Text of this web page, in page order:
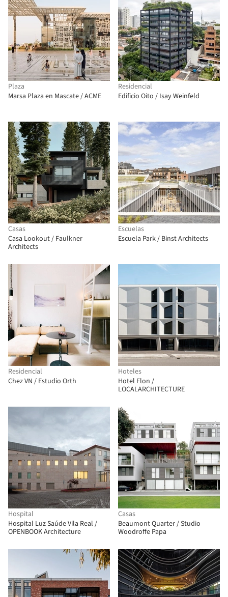
Plaza
Marsa Plaza en Mascate / ACME
Residencial
Edificio Oito / Isay Weinfeld
Casas
Casa Lookout / Faulkner
Architects
Escuelas
Escuela Park / Binst Architects
Residencial
Chez VN / Estudio Orth
Hoteles
Hotel Flon /
LOCALARCHITECTURE
Hospital
Hospital Luz Saúde Vila Real /
OPENBOOK Architecture
Casas
Beaumont Quarter / Studio
Woodroffe Papa